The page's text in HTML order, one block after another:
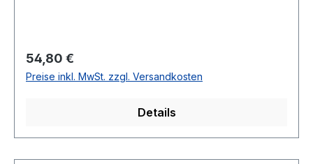
Regulärer Preis:
54,80 €
Preise inkl. MwSt. zzgl. Versandkosten
Details